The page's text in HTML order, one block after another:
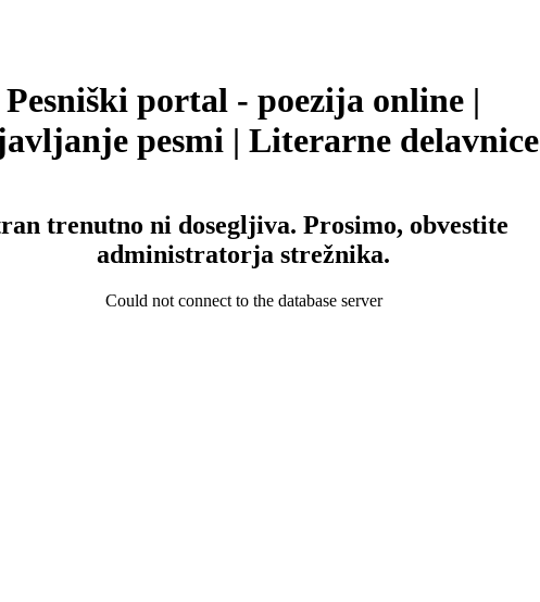
Pesniški portal - poezija online |
pesmi | Literarne delavnice
trenutno ni dosegljiva. Prosimo, obvestite
administratorja strežnika.
Could not connect to the database server